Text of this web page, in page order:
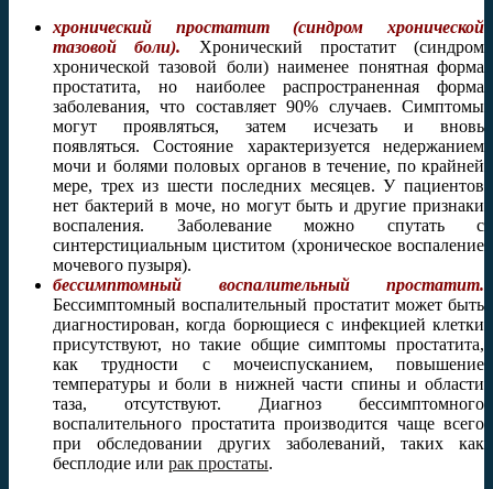
хронический простатит (синдром хронической
тазовой боли). Хронический простатит (синдром
хронической тазовой боли) наименее понятная форма
простатита, но наиболее распространенная форма
заболевания, что составляет 90% случаев. Симптомы
могут проявляться, затем исчезать и вновь
появляться. Состояние характеризуется недержанием
мочи и болями половых органов в течение, по крайней
мере, трех из шести последних месяцев. У пациентов
нет бактерий в моче, но могут быть и другие признаки
воспаления. Заболевание можно спутать с
синтерстициальным циститом (хроническое воспаление
мочевого пузыря).
бессимптомный воспалительный простатит.
Бессимптомный воспалительный простатит может быть
диагностирован, когда борющиеся с инфекцией клетки
присутствуют, но такие общие симптомы простатита,
как трудности с мочеиспусканием, повышение
температуры и боли в нижней части спины и области
таза, отсутствуют. Диагноз бессимптомного
воспалительного простатита производится чаще всего
при обследовании других заболеваний, таких как
бесплодие или рак простаты.